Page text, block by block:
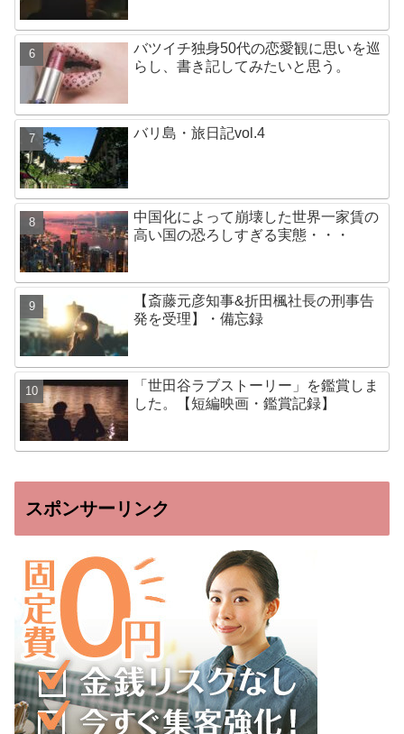
バツイチ独身50代の恋愛観に思いを巡
らし、書き記してみたいと思う。
バリ島・旅日記vol.4
中国化によって崩壊した世界一家賃の
高い国の恐ろしすぎる実態・・・
【斎藤元彦知事&折田楓社長の刑事告
発を受理】・備忘録
「世田谷ラブストーリー」を鑑賞しま
した。【短編映画・鑑賞記録】
スポンサーリンク